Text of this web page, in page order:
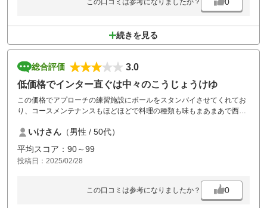
この口コミは参考になりましたか？
続きを見る
総合評価
3.0
低価格でインター直ぐは中々のこうじょうけゆ
この価格でアプローチの練習施設にボールをスタンバイさせてくれてお
り、コースメンテナンスもほどほどで料理の種類も味もまあまあで西名
拶なしの従業員がちらほらおりました。
ミドル、ロング共に距離長くコースは難しい印象でしたが又挑戦したい
と思いました。
いけさん （男性 / 50代）
平均スコア：90～99
投稿日：2025/02/28
この口コミは参考になりましたか？ 0